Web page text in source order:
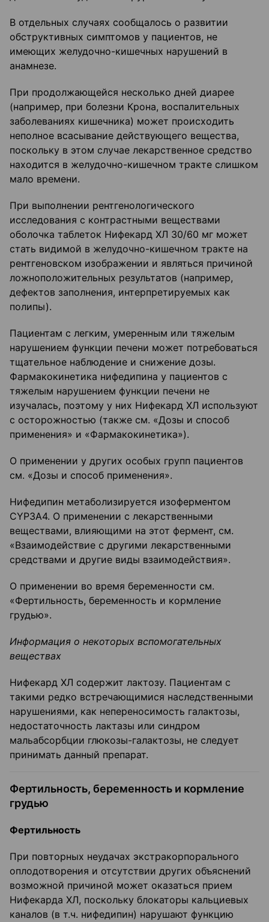
В отдельных случаях сообщалось о развитии
обструктивных симптомов у пациентов, не
имеющих желудочно-кишечных нарушений в
анамнезе.
При продолжающейся несколько дней диарее
(например, при болезни Крона, воспалительных
заболеваниях кишечника) может происходить
неполное всасывание действующего вещества,
поскольку в этом случае лекарственное средство
находится в желудочно-кишечном тракте слишком
мало времени.
При выполнении рентгенологического
исследования с контрастными веществами
оболочка таблеток Нифекард ХЛ 30/60 мг может
стать видимой в желудочно-кишечном тракте на
рентгеновском изображении и являться причиной
ложноположительных результатов (например,
дефектов заполнения, интерпретируемых как
полипы).
Пациентам с легким, умеренным или тяжелым
нарушением функции печени может потребоваться
тщательное наблюдение и снижение дозы.
Фармакокинетика нифедипина у пациентов с
тяжелым нарушением функции печени не
изучалась, поэтому у них Нифекард ХЛ используют
с осторожностью (также см. «Дозы и способ
применения» и «Фармакокинетика»).
О применении у других особых групп пациентов
см. «Дозы и способ применения».
Нифедипин метаболизируется изоферментом
CYP3A4. О применении с лекарственными
веществами, влияющими на этот фермент, см.
«Взаимодействие с другими лекарственными
средствами и другие виды взаимодействия».
О применении во время беременности см.
«Фертильность, беременность и кормление
грудью».
Информация о некоторых вспомогательных
веществах
Нифекард ХЛ содержит лактозу. Пациентам с
такими редко встречающимися наследственными
нарушениями, как непереносимость галактозы,
недостаточность лактазы или синдром
мальабсорбции глюкозы-галактозы, не следует
принимать данный препарат.
Фертильность, беременность и кормление
грудью
Фертильность
При повторных неудачах экстракорпорального
оплодотворения и отсутствии других объяснений
возможной причиной может оказаться прием
Нифекарда ХЛ, поскольку блокаторы кальциевых
каналов (в т.ч. нифедипин) нарушают функцию